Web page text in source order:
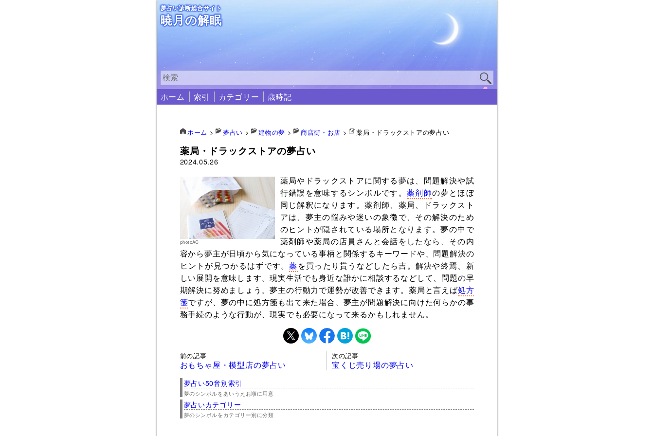
夢占い診断総合サイト
暁月の解眠
ホーム 索引 カテゴリー 歳時記
ホーム > 夢占い > 建物の夢 > 商店街・お店 > 薬局・ドラックストアの夢占い
薬局・ドラックストアの夢占い
2024.05.26
photoAC
薬局やドラックストアに関する夢は、問題解決や試
行錯誤を意味するシンボルです。薬剤師の夢とほぼ
同じ解釈になります。薬剤師、薬局、ドラックスト
アは、夢主の悩みや迷いの象徴で、その解決のため
のヒントが隠されている場所となります。夢の中で
薬剤師や薬局の店員さんと会話をしたなら、その内
容から夢主が日頃から気になっている事柄と関係するキーワードや、問題解決の
ヒントが見つかるはずです。薬を買ったり貰うなどしたら吉。解決や終焉、新
しい展開を意味します。現実生活でも身近な誰かに相談するなどして、問題の早
期解決に努めましょう。夢主の行動力で運勢が改善できます。薬局と言えば処方
箋ですが、夢の中に処方箋も出て来た場合、夢主が問題解決に向けた何らかの事
務手続のような行動が、現実でも必要になって来るかもしれません。
前の記事
おもちゃ屋・模型店の夢占い
次の記事
宝くじ売り場の夢占い
夢占い50音別索引
夢のシンボルをあいうえお順に用意
夢占いカテゴリー
夢のシンボルをカテゴリー別に分類